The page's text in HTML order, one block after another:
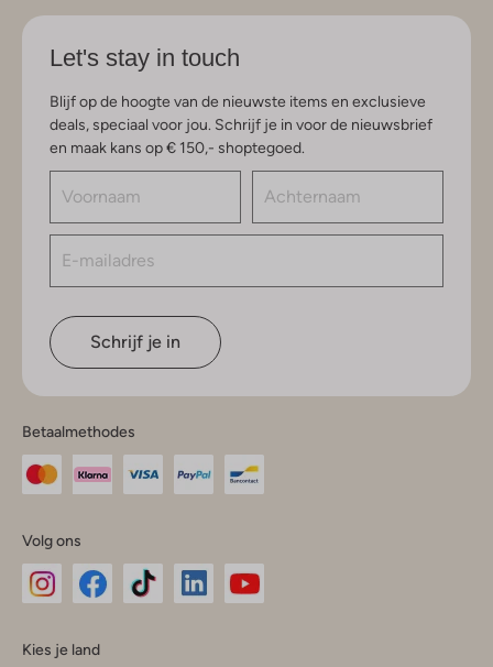
Let's stay in touch
Blijf op de hoogte van de nieuwste items en exclusieve
deals, speciaal voor jou. Schrijf je in voor de nieuwsbrief
en maak kans op € 150,- shoptegoed.
Schrijf je in
Betaalmethodes
Volg ons
InstagramFacebook
Kies je land